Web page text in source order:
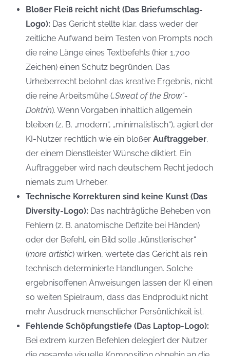
Bloßer Fleiß reicht nicht (Das Briefumschlag-
Logo): Das Gericht stellte klar, dass weder der
zeitliche Aufwand beim Testen von Prompts noch
die reine Länge eines Textbefehls (hier 1.700
Zeichen) einen Schutz begründen. Das
Urheberrecht belohnt das kreative Ergebnis, nicht
die reine Arbeitsmühe („Sweat of the Brow“-
Doktrin). Wenn Vorgaben inhaltlich allgemein
bleiben (z. B. „modern“, „minimalistisch“), agiert der
KI-Nutzer rechtlich wie ein bloßer Auftraggeber,
der einem Dienstleister Wünsche diktiert. Ein
Auftraggeber wird nach deutschem Recht jedoch
niemals zum Urheber.
Technische Korrekturen sind keine Kunst (Das
Diversity-Logo): Das nachträgliche Beheben von
Fehlern (z. B. anatomische Defizite bei Händen)
oder der Befehl, ein Bild solle „künstlerischer“
(more artistic) wirken, wertete das Gericht als rein
technisch determinierte Handlungen. Solche
ergebnisoffenen Anweisungen lassen der KI einen
so weiten Spielraum, dass das Endprodukt nicht
mehr Ausdruck menschlicher Persönlichkeit ist.
Fehlende Schöpfungstiefe (Das Laptop-Logo):
Bei extrem kurzen Befehlen delegiert der Nutzer